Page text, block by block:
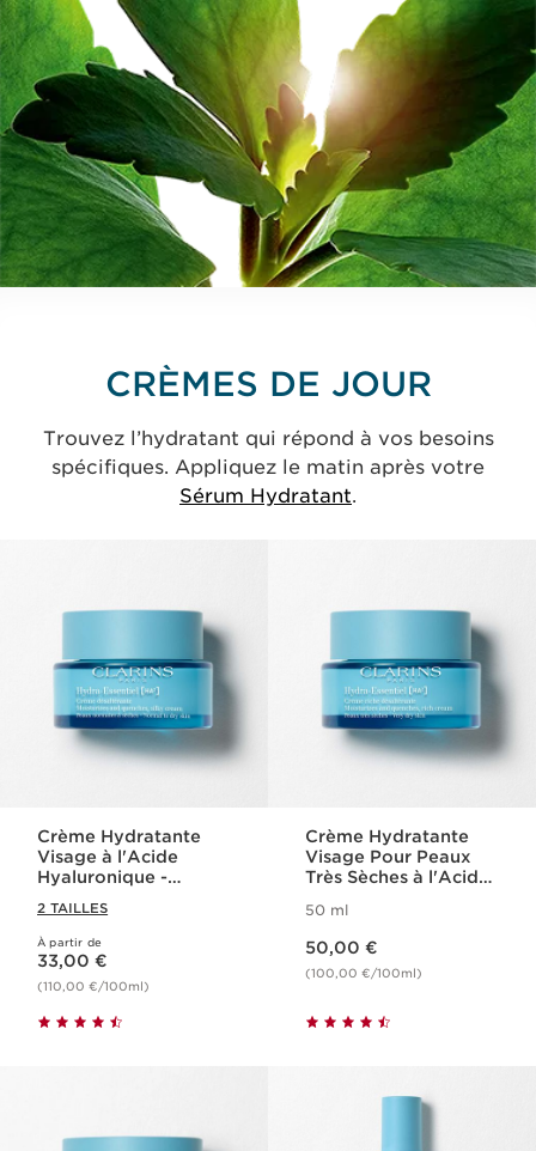
CRÈMES DE JOUR
Trouvez l’hydratant qui répond à vos besoins
spécifiques. Appliquez le matin après votre
Sérum Hydratant.
Crème Hydratante
Visage à l'Acide
Hyaluronique -
2 TAILLES
À partir de
Nouveau prix 33,00 €
33,00 €
(110,00 €/100ml)
Crème Hydratante
Visage Pour Peaux
Très Sèches à l'Acide
Hydra-Essentiel
50 ml
50,00 €
(100,00 €/100ml)